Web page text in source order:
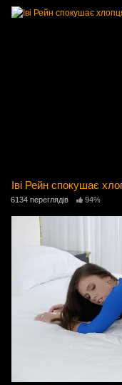
Іві Рейн спокушає
6134 переглядів 94%